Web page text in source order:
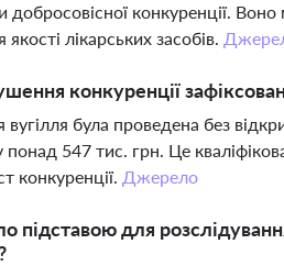
добросовісної конкуренції.
лікарських засобів.
конкуренції
вугілля була проведена без
547 тис. грн. Це
конкуренції. Джерело
підставою для